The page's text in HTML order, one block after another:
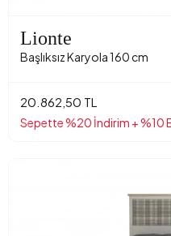
Lionte
Başlıksız Karyola 160 cm
20.862,50 TL
Sepette %20 İndirim + %10